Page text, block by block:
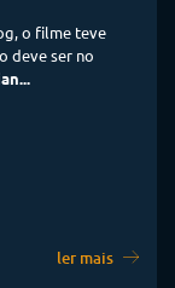
o filme teve
deve ser no
ler mais